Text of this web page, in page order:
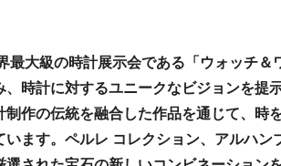
最大級の時計展示会である「ウォッチ
時計に対するユニークなビジョンを提
作の伝統を融合した作品を通じて、時
ます。ペルレ コレクション、アルハ